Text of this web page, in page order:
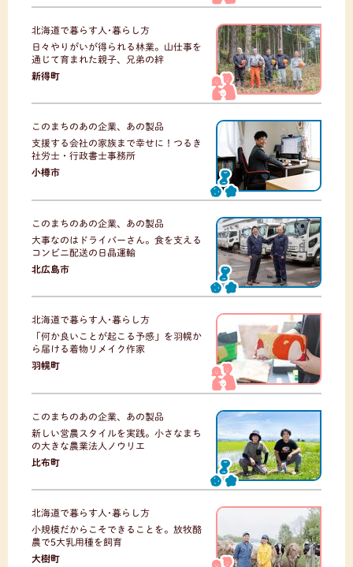
北海道で暮らす人･暮らし方
日々やりがいが得られる林業。山仕事を
通じて育まれた親子、兄弟の絆
新得町
このまちのあの企業、あの製品
支援する会社の家族まで幸せに！つるき
社労士・行政書士事務所
小樽市
このまちのあの企業、あの製品
大事なのはドライバーさん。食を支える
コンビニ配送の日晶運輸
北広島市
北海道で暮らす人･暮らし方
「何か良いことが起こる予感」を羽幌か
ら届ける着物リメイク作家
羽幌町
このまちのあの企業、あの製品
新しい営農スタイルを実践。小さなまち
の大きな農業法人ノウリエ
比布町
北海道で暮らす人･暮らし方
小規模だからこそできることを。放牧酪
農で5大乳用種を飼育
大樹町